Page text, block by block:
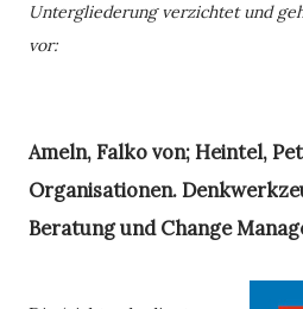
Untergliederung verzichtet und
vor:
Ameln, Falko von; Heintel,
Organisationen.
Beratung und Change